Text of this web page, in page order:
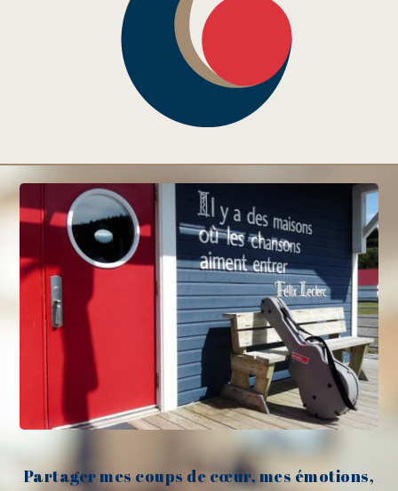
Partager mes coups de cœur, mes émotions,